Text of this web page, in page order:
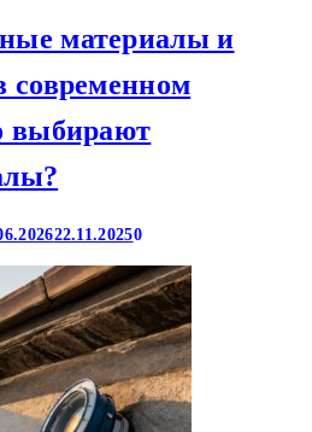
материалы и
современном
выбирают
22.11.20250